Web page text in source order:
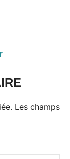
Les champs